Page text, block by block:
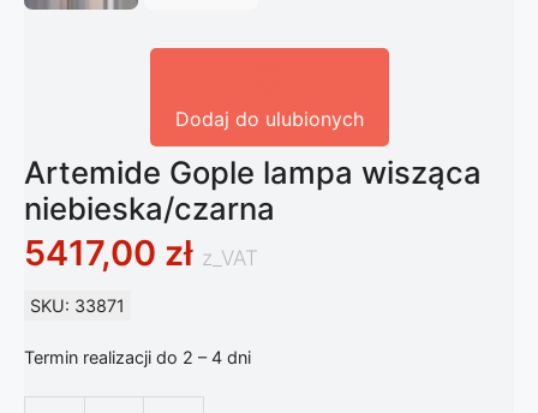
Dodaj do ulubionych
Artemide Gople lampa wisząca
niebieska/czarna
5417,00 zł z_VAT
SKU: 33871
Termin realizacji do 2 – 4 dni